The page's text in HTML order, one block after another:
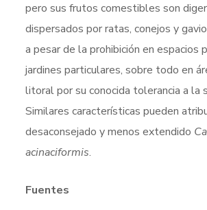
pero sus frutos comestibles son
dispersados por ratas, conejos y
a pesar de la prohibición en espacios
jardines particulares, sobre todo en
litoral por su conocida tolerancia a la
Similares características pueden
desaconsejado y menos extendido
acinaciformis.
Fuentes